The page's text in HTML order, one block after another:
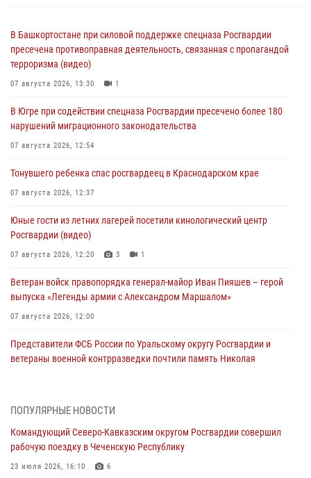
В Башкортостане при силовой поддержке спецназа Росгвардии
пресечена противоправная деятельность, связанная с пропагандой
терроризма (видео)
07 августа 2026, 13:30 1
В Югре при содействии спецназа Росгвардии пресечено более 180
нарушений миграционного законодательства
07 августа 2026, 12:54
Тонувшего ребенка спас росгвардеец в Краснодарском крае
07 августа 2026, 12:37
Юные гости из летних лагерей посетили кинологический центр
Росгвардии (видео)
07 августа 2026, 12:20 3 1
Ветеран войск правопорядка генерал-майор Иван Пияшев – герой
выпуска «Легенды армии с Александром Маршалом»
07 августа 2026, 12:00
Представители ФСБ России по Уральскому округу Росгвардии и
ветераны военной контрразведки почтили память Николая
Смольного собора в Санкт-Петербурге (видео)
07 августа 2026, 11:34
ПОПУЛЯРНЫЕ НОВОСТИ
Командующий Северо-Кавказским округом Росгвардии совершил
рабочую поездку в Чеченскую Республику
23 июля 2026, 16:10 6